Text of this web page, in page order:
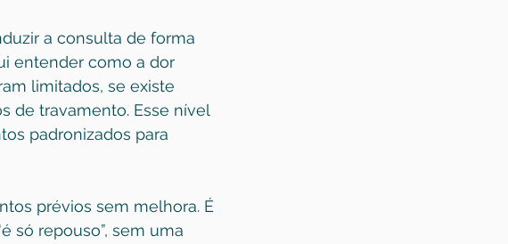
a consulta de forma
entender como a dor
limitados, se existe
de travamento. Esse nível
padronizados para
prévios sem melhora. É
só repouso”, sem uma